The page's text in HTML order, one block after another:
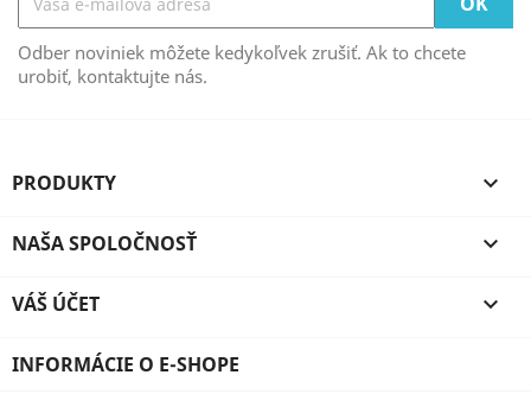
Odber noviniek môžete kedykoľvek zrušiť. Ak to chcete
urobiť, kontaktujte nás.
PRODUKTY 
NAŠA SPOLOČNOSŤ 
VÁŠ ÚČET 
INFORMÁCIE O E-SHOPE